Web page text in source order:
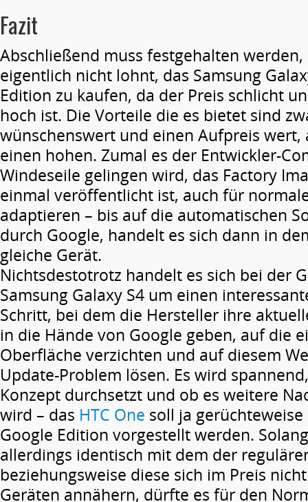
Fazit
Abschließend muss festgehalten werden,
eigentlich nicht lohnt, das Samsung
Edition zu kaufen, da der Preis schlicht
hoch ist. Die Vorteile die es bietet sind
wünschenswert und einen Aufpreis wert,
einen hohen. Zumal es der Entwickler-
Windeseile gelingen wird, das Factory
einmal veröffentlicht ist, auch für
adaptieren – bis auf die automatischen
durch Google, handelt es sich dann in
gleiche Gerät.
Nichtsdestotrotz handelt es sich bei der
Samsung Galaxy S4 um einen
Schritt, bei dem die Hersteller ihre
in die Hände von Google geben, auf die
Oberfläche verzichten und auf diesem
Update-Problem lösen. Es wird
Konzept durchsetzt und ob es weitere
wird – das HTC One soll ja
Google Edition vorgestellt werden.
allerdings identisch mit dem der
beziehungsweise diese sich im Preis
Geräten annähern, dürfte es für den